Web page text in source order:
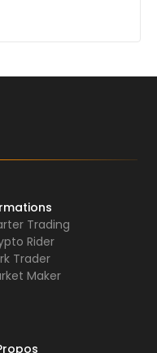
Trading
Rider
Trader
Maker